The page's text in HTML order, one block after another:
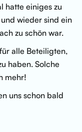
hatte einiges zu
wieder sind ein
zu schön war.
alle Beteiligten,
haben. Solche
mehr!
uns schon bald